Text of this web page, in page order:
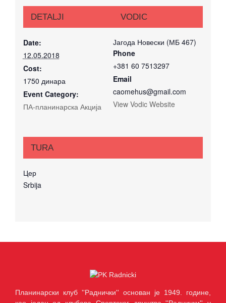
DETALJI
Date:
12.05.2018
Cost:
1750 динара
Event Category:
ПА-планинарска Акција
TURA
Цер
Srbija
VODIC
Јагода Новески (МБ 467)
Phone
+381 60 7513297
Email
caomehus@gmail.com
View Vodic Website
Планинарски клуб ''Раднички'' основан је 1949. године,